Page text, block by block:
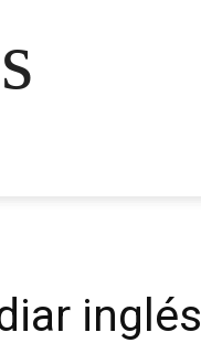
inglés